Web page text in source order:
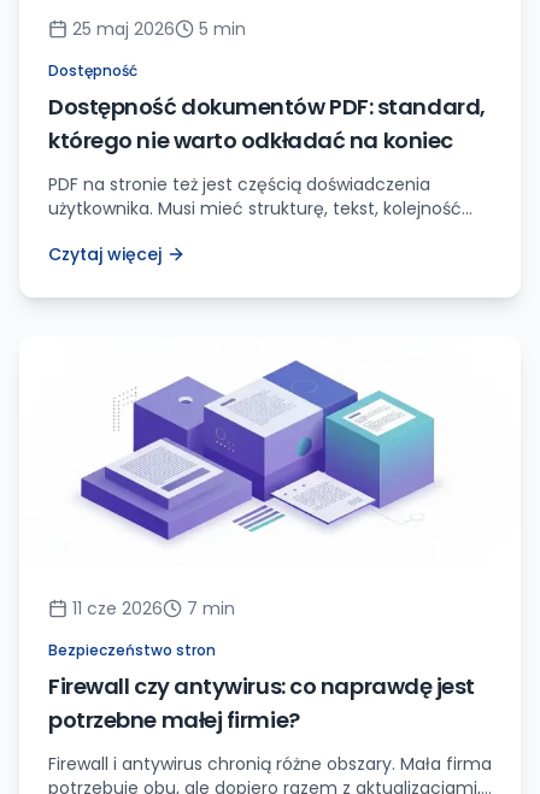
25 maj 2026 5 min
Dostępność
Dostępność dokumentów PDF: standard,
którego nie warto odkładać na koniec
PDF na stronie też jest częścią doświadczenia
użytkownika. Musi mieć strukturę, tekst, kolejność
Czytaj więcej
11 cze 2026 7 min
Bezpieczeństwo stron
Firewall czy antywirus: co naprawdę jest
potrzebne małej firmie?
Firewall i antywirus chronią różne obszary. Mała firma
potrzebuje obu, ale dopiero razem z aktualizacjami,